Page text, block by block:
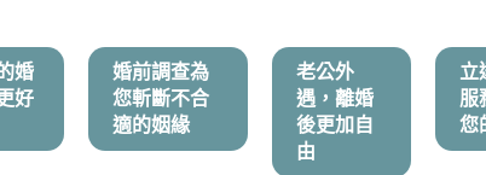
婚
好
婚前調查為
您斬斷不合
適的姻緣
老公外
遇，離婚
後更加自
由
立
服
您